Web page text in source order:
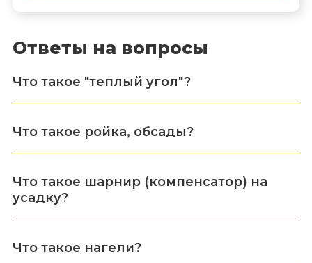
Ответы на вопросы
Что такое "теплый угол"?
Что такое ройка, обсады?
Что такое шарнир (компенсатор) на
усадку?
Что такое нагели?